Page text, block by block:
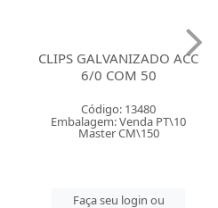
CLIPS GALVANIZADO ACC
6/0 COM 50
Código: 13480
Embalagem: Venda PT\10
Master CM\150
Faça seu login ou